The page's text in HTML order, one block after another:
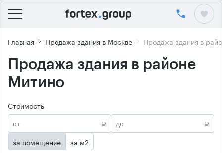
Главная Продажа здания в Москве Продажа здания в
Продажа здания в районе
Митино
Стоимость
₽
₽
за помещение
за м2